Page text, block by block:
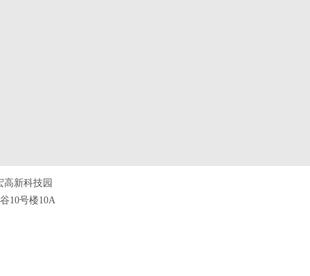
新科技园
10号楼10A